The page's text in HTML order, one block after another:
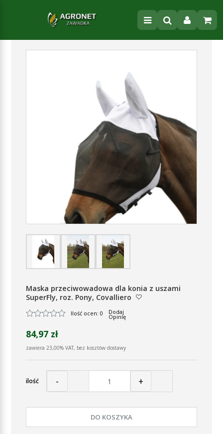
Maska przeciwowadowa dla konia z uszami
SuperFly, roz. Pony, Covalliero
Ilość ocen: 0 Dodaj
Opinię
84,97 zł
zawiera 23,00% VAT, bez kosztów dostawy
ilość - +
DO KOSZYKA